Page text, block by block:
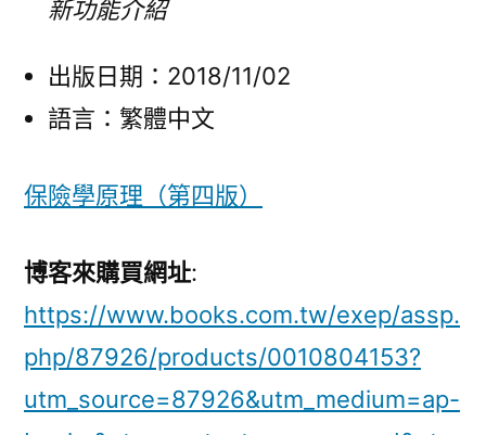
新功能介紹
出版日期：2018/11/02
語言：繁體中文
保險學原理（第四版）
博客來購買網址:
https://www.books.com.tw/exep/assp.
php/87926/products/0010804153?
utm_source=87926&utm_medium=ap-